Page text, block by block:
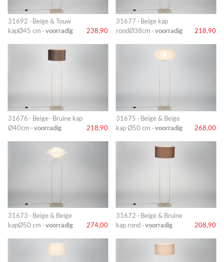
31692 · Beige & Touw
kapØ45 cm · voorradig 238,90
31677 · Beige kap
rondØ38cm · voorradig 218,90
31676 · Beige- Bruine kap
Ø40cm · voorradig 218,90
31675 · Beige & Beige
kap Ø50 cm · voorradig 268,00
31673 · Beige & Beige
kapØ50 cm · voorradig 274,00
31672 · Beige & Bruine
kap rond · voorradig 208,90